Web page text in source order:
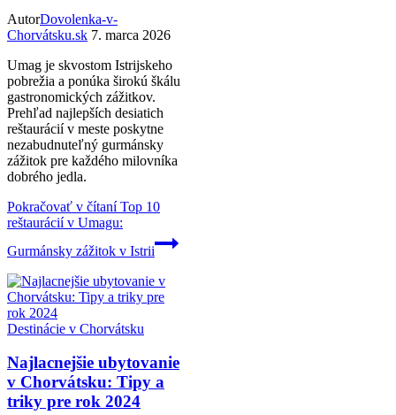
AutorDovolenka-v-
Chorvátsku.sk 7. marca 2026
Umag je skvostom Istrijskeho
pobrežia a ponúka širokú škálu
gastronomických zážitkov.
Prehľad najlepších desiatich
reštaurácií v meste poskytne
nezabudnuteľný gurmánsky
zážitok pre každého milovníka
dobrého jedla.
Pokračovať v čítaníTop 10
reštaurácií v Umagu:
Gurmánsky zážitok v Istrii
Destinácie v Chorvátsku
Najlacnejšie ubytovanie
v Chorvátsku: Tipy a
triky pre rok 2024